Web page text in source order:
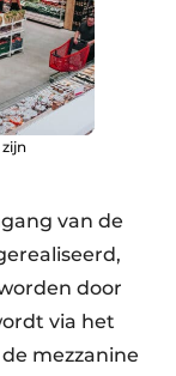
van de
door
via het
mezzanine